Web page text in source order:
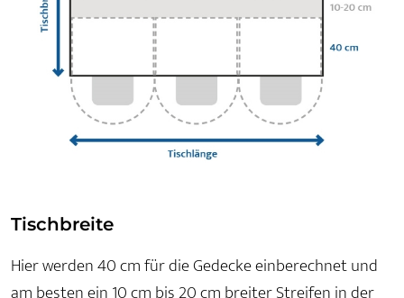
Tischbreite
Hier werden 40 cm für die Gedecke einberechnet und